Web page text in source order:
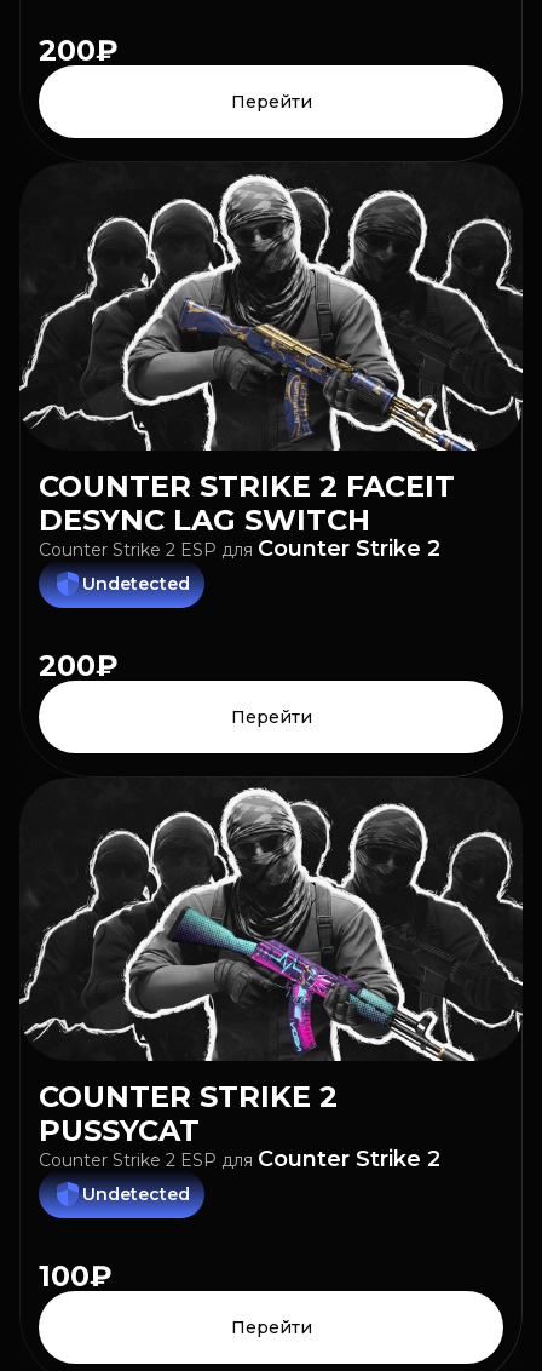
200₽
Перейти
COUNTER STRIKE 2 FACEIT
DESYNC LAG SWITCH
Counter Strike 2 ESP для Counter Strike 2
Undetected
200₽
Перейти
COUNTER STRIKE 2
PUSSYCAT
Counter Strike 2 ESP для Counter Strike 2
Undetected
100₽
Перейти